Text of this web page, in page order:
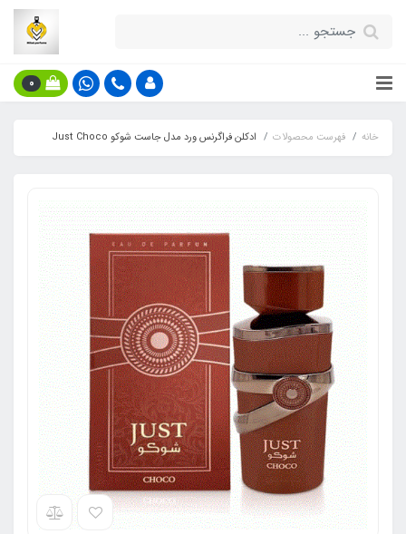
0
خانه فهرست محصولات ادکلن فراگرنس ورد مدل جاست شوکو Just Choco